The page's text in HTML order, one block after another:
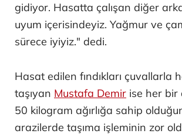
gidiyor. Hasatta çalışan diğer
uyum içerisindeyiz. Yağmur ve
sürece iyiyiz." dedi.
Hasat edilen fındıkları çuvallarla
taşıyan Mustafa Demir ise her bir
50 kilogram ağırlığa sahip
arazilerde taşıma işleminin zor